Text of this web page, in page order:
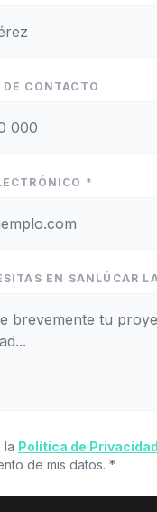
CONTACTO
*
EN SANLÚCAR
la Política de Privacidad
de mis datos. *